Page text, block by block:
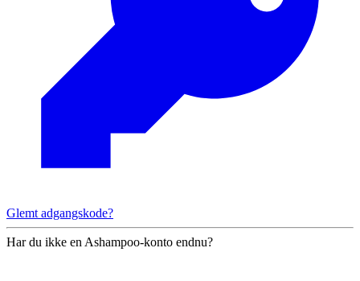
Glemt adgangskode?
Har du ikke en Ashampoo-konto endnu?